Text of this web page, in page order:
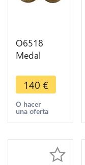
O6518
Medal
Kingdom
GB Edward
VII King
Award Art
Bauerkeller
1910 AU
140 €
O hacer
una oferta